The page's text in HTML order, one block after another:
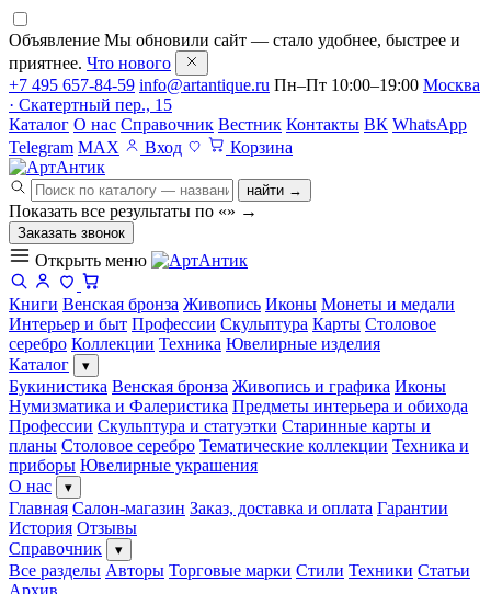
Объявление Мы обновили сайт — стало удобнее, быстрее и
приятнее. Что нового
+7 495 657-84-59 info@artantique.ru Пн–Пт 10:00–19:00 Москва
· Скатертный пер., 15
Каталог О нас Справочник Вестник Контакты ВК WhatsApp
Telegram MAX Вход Корзина
найти →
Показать все результаты по «» →
Заказать звонок
Открыть меню
Книги Венская бронза Живопись Иконы Монеты и медали
Интерьер и быт Профессии Скульптура Карты Столовое
серебро Коллекции Техника Ювелирные изделия
Каталог
▾
Букинистика Венская бронза Живопись и графика Иконы
Нумизматика и Фалеристика Предметы интерьера и обихода
Профессии Скульптура и статуэтки Старинные карты и
планы Столовое серебро Тематические коллекции Техника и
приборы Ювелирные украшения
О нас
▾
Главная Салон-магазин Заказ, доставка и оплата Гарантии
История Отзывы
Справочник
▾
Все разделы Авторы Торговые марки Стили Техники Статьи
Архив